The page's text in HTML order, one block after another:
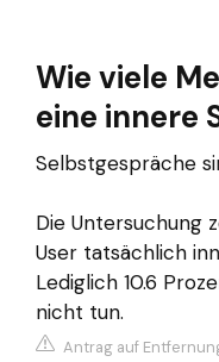
Wie viele
eine innere
Selbstgespräche
Die Untersuchung
User tatsächlich
Lediglich 10.6
nicht tun.
Antrag auf